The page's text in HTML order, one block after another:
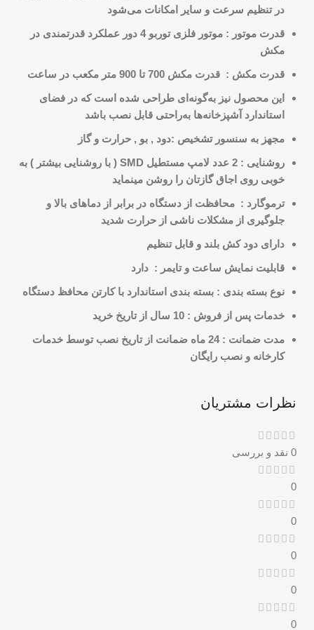
در تنظیم سرعت و سایر امکانات می‌شود
قدرت موتور : موتور فلزی توربو 4 دور عملکرد قدرتمندی در
مکش
قدرت مکش : قدرت مکش 700 تا 900 متر مکعب در ساعت
این محصول نیز به‌گونه‌ای طراحی شده است که در فضای
استاندارد آشپزخانه‌ها به‌راحتی قابل نصب باشد
مجهز به سنسور تشخیص :دود , بو , حرارت و گاز
روشنایی : 2 عدد لامپ مستطیل SMD ( با روشنایی بیشتر ) به
خوبی روی اجاق گازتان را روشن مینماید
ترموگارد : محافظت از دستگاه در برابر از دماهای بالا و
جلوگیری از مشکلات ناشی از حرارت شدید
دارای دود کش بلند و قابل تنظیم
قابلیت نمایش ساعت و تایمر : دارد
نوع بسته بندی : بسته بندی استاندارد با کارتن محافظ دستگاه
خدمات پس از فروش : 10 سال از تاریخ خرید
مدت ضمانت
: 24 ماه ضمانت از تاریخ نصب توسط خدمات
کارخانه و نصب رایگان
نظرات مشتریان
0 نقد و بررسی
0
0
0
0
0